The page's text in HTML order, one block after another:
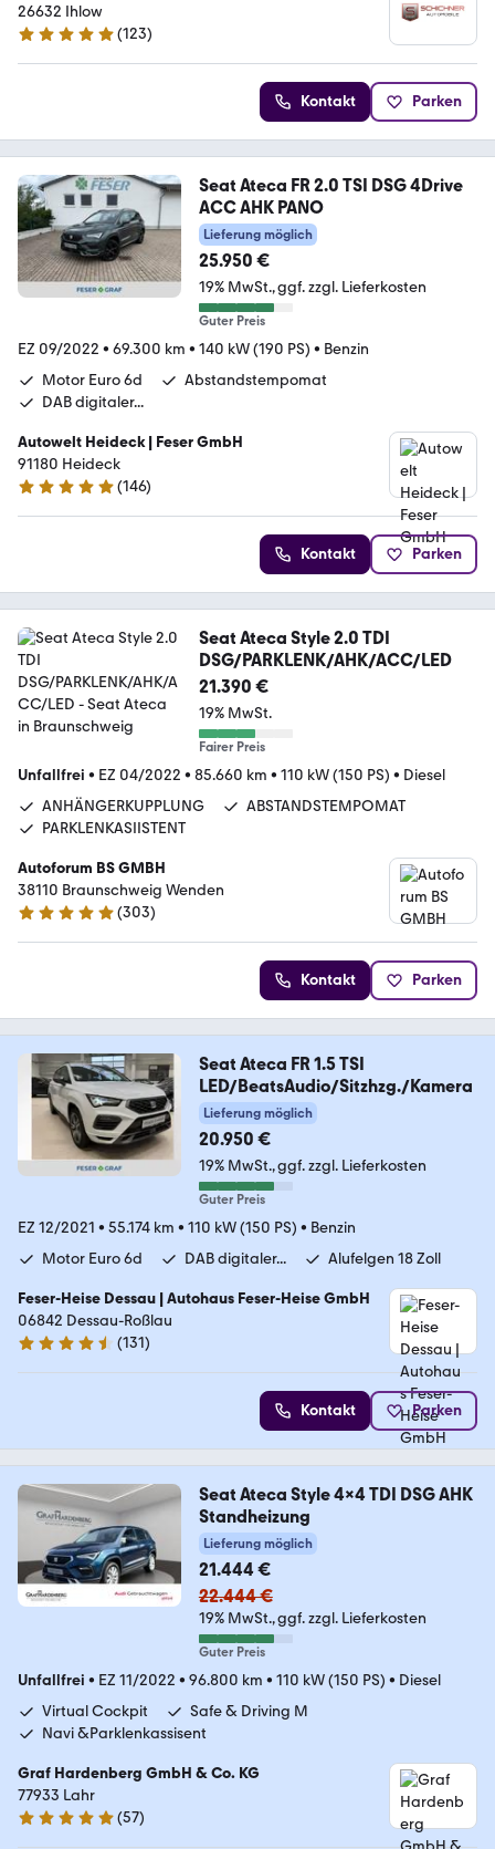
26632 Ihlow
4.9 Sterne
(123)
Kontakt Parken
Seat Ateca FR 2.0 TSI DSG 4Drive
ACC AHK PANO
Lieferung möglich
25.950 €
19% MwSt. ggf. zzgl. Lieferkosten
Guter Preis
EZ 09/2022 • 69.300 km • 140 kW (190 PS) • Benzin
Motor Euro 6d
Abstandstempomat
DAB digitaler...
Autowelt Heideck | Feser GmbH
91180 Heideck
4.8 Sterne
(146)
Kontakt Parken
Seat Ateca Style 2.0 TDI
DSG/PARKLENK/AHK/ACC/LED
21.390 €
19% MwSt.
Fairer Preis
Unfallfrei • EZ 04/2022 • 85.660 km • 110 kW (150 PS) • Diesel
ANHÄNGERKUPPLUNG
ABSTANDSTEMPOMAT
PARKLENKASIISTENT
Autoforum BS GMBH
38110 Braunschweig Wenden
4.8 Sterne
(303)
Kontakt Parken
Seat Ateca FR 1.5 TSI
LED/BeatsAudio/Sitzhzg./Kamera
Lieferung möglich
20.950 €
19% MwSt. ggf. zzgl. Lieferkosten
Guter Preis
EZ 12/2021 • 55.174 km • 110 kW (150 PS) • Benzin
Motor Euro 6d
DAB digitaler... Alufelgen 18 Zoll
Feser-Heise Dessau | Autohaus Feser-Heise GmbH
06842 Dessau-Roßlau
4.7 Sterne
(131)
Kontakt Parken
Seat Ateca Style 4x4 TDI DSG AHK
Standheizung
Lieferung möglich
21.444 €
22.444 €
19% MwSt. ggf. zzgl. Lieferkosten
Guter Preis
Unfallfrei • EZ 11/2022 • 96.800 km • 110 kW (150 PS) • Diesel
Virtual Cockpit
Safe & Driving M
Navi &Parklenkassisent
Graf Hardenberg GmbH & Co. KG
77933 Lahr
5 Sterne
(57)